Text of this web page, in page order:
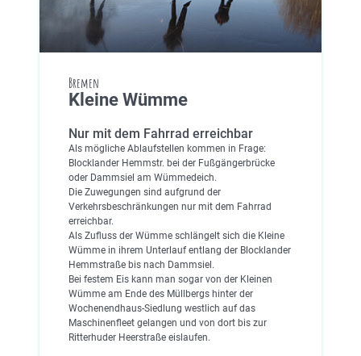
Bremen
Kleine Wümme
Nur mit dem Fahrrad erreichbar
Als mögliche Ablaufstellen kommen in Frage:
Blocklander Hemmstr. bei der Fußgängerbrücke
oder Dammsiel am Wümmedeich.
Die Zuwegungen sind aufgrund der
Verkehrsbeschränkungen nur mit dem Fahrrad
erreichbar.
Als Zufluss der Wümme schlängelt sich die Kleine
Wümme in ihrem Unterlauf entlang der Blocklander
Hemmstraße bis nach Dammsiel.
Bei festem Eis kann man sogar von der Kleinen
Wümme am Ende des Müllbergs hinter der
Wochenendhaus-Siedlung westlich auf das
Maschinenfleet gelangen und von dort bis zur
Ritterhuder Heerstraße eislaufen.